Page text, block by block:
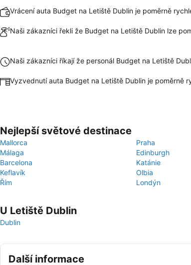
Vrácení auta Budget na Letiště Dublin je poměrně
Naši zákazníci řekli že Budget na Letiště Dublin lze
Naši zákazníci říkají že personál Budget na Letiště
Vyzvednutí auta Budget na Letiště Dublin je poměrně
Nejlepší světové destinace
Mallorca
Praha
Málaga
Edinburgh
Barcelona
Katánie
Keflavík
Olbia
Řím
Londýn
U Letiště Dublin
Dublin
Další informace